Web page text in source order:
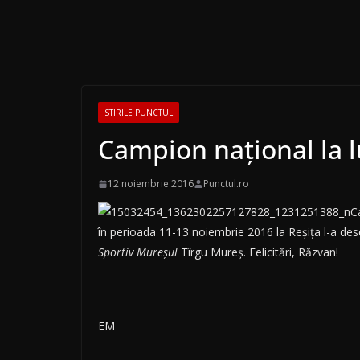
STIRILE PUNCTUL
Campion naţional la
12 noiembrie 2016 Punctul.ro
în perioada 11-13 noiembrie 2016 la Reşiţa l-a
Sportiv Mureșul Tîrgu Mureș. Felicitări, Răzvan!
EM